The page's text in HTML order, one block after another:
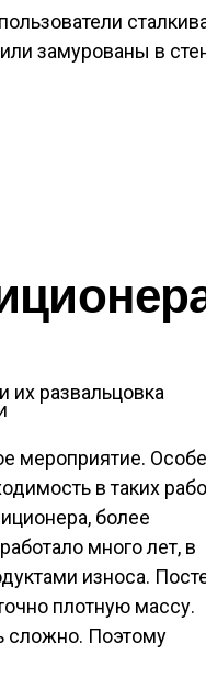
замурованы в
мероприятие.
в таких
более
много лет, в
износа.
плотную массу.
сложно. Поэтому